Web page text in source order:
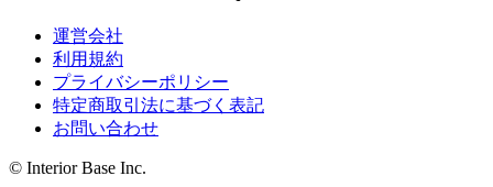
運営会社
利用規約
プライバシーポリシー
特定商取引法に基づく表記
お問い合わせ
© Interior Base Inc.